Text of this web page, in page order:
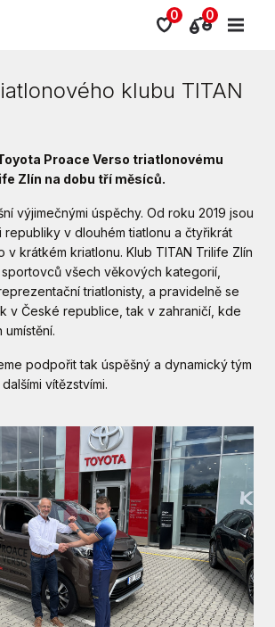
0 0
klubu TITAN
Proace Verso triatlonovému
Zlín na dobu tří měsíců.
výjimečnými úspěchy. Od roku 2019 jsou
republiky v dlouhém tiatlonu a čtyřikrát
v krátkém kriatlonu. Klub TITAN Trilife Zlín
všech věkových kategorií,
triatlonisty, a pravidelně se
v České republice, tak v zahraničí, kde
podpořit tak úspěšný a dynamický tým
vítězstvími.